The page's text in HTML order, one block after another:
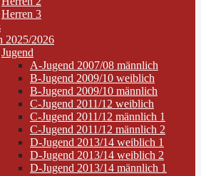
Herren 3
2025/2026
Jugend
A-Jugend 2007/08 männlich
B-Jugend 2009/10 weiblich
B-Jugend 2009/10 männlich
C-Jugend 2011/12 weiblich
C-Jugend 2011/12 männlich 1
C-Jugend 2011/12 männlich 2
D-Jugend 2013/14 weiblich 1
D-Jugend 2013/14 weiblich 2
D-Jugend 2013/14 männlich 1